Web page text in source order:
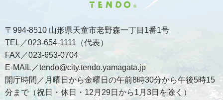
〒994-8510 山形県天童市老野森一丁目1番1号
TEL／023-654-1111（代表）
FAX／023-653-0704
E-MAIL／tendo@city.tendo.yamagata.jp
開庁時間／月曜日から金曜日の午前8時30分から午後5時15
分まで（祝日・休日・12月29日から1月3日を除く）